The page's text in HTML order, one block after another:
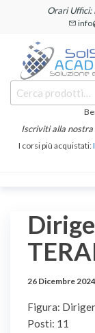
contenuto
Orari Uffici:
SOLSIS
Academy
Corsi e
Certificazioni
Linguistiche
Iscriviti alla
I corsi più acquistati:
26 Dicembre 2024
Figura:
Posti: 11